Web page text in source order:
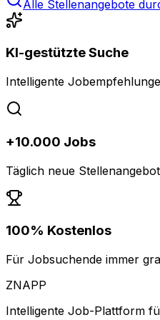
Alle Stellenangebote
KI-gestützte Suche
Intelligente
+10.000 Jobs
Täglich neue
100% Kostenlos
Für Jobsuchende immer
ZNAPP
Intelligente Job-Plattform